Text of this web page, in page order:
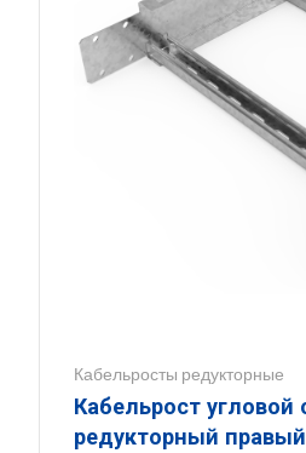
Кабельросты редукторные
Кабельрост угловой с R=100 мм
редукторный правый